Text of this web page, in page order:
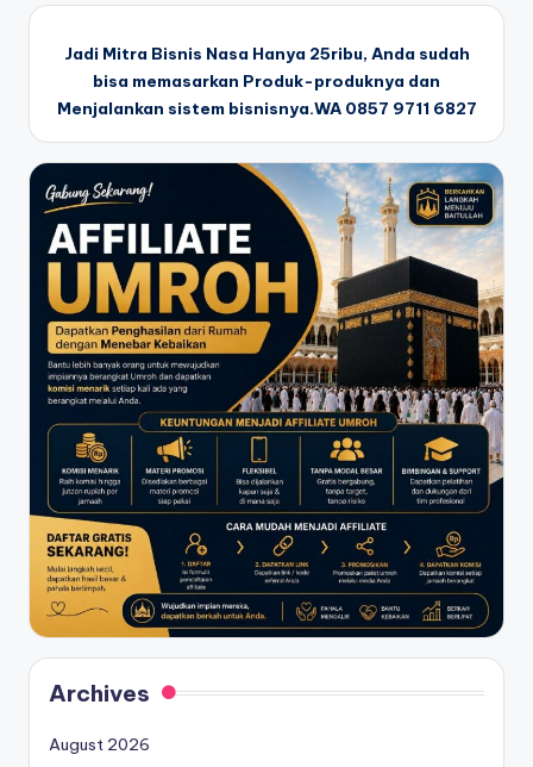
Jadi Mitra Bisnis Nasa Hanya 25ribu, Anda sudah
bisa memasarkan Produk-produknya dan
Menjalankan sistem bisnisnya.WA 0857 9711 6827
Archives
August 2026